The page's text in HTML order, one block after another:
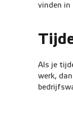
vinden in
Als je
werk,